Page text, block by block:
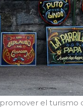
el turismo